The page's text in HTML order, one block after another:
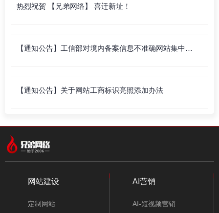
热烈祝贺 【兄弟网络】 喜迁新址！
【通知公告】工信部对境内备案信息不准确网站集中清
【通知公告】关于网站工商标识亮照添加办法
网站建设
定制网站
AI营销
AI-短视频营销